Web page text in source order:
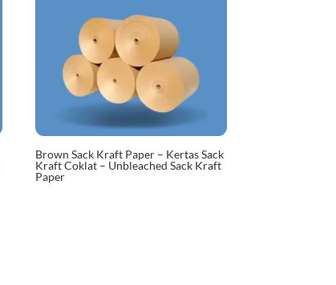
Brown Sack Kraft Paper – Kertas Sack
Kraft Coklat – Unbleached Sack Kraft
Paper